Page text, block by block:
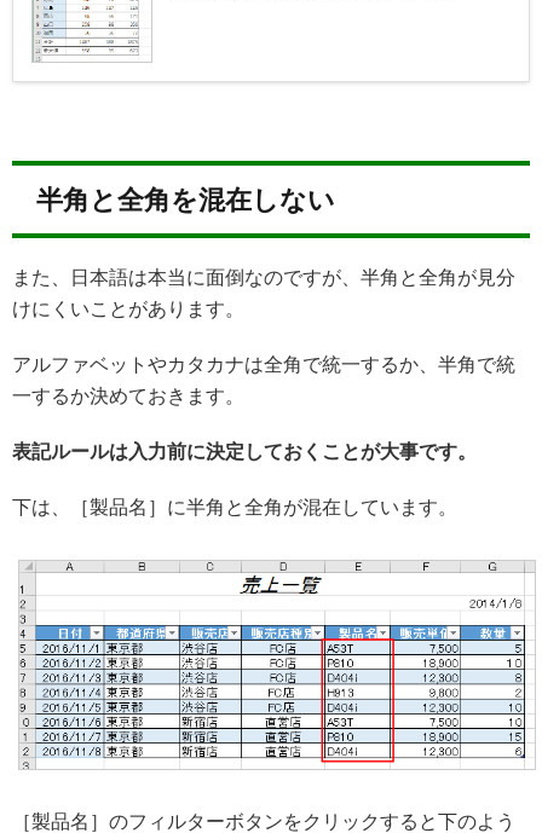
半角と全角を混在しない
また、日本語は本当に面倒なのですが、半角と全角が見分
けにくいことがあります。
アルファベットやカタカナは全角で統一するか、半角で統
一するか決めておきます。
表記ルールは入力前に決定しておくことが大事です。
下は、［製品名］に半角と全角が混在しています。
［製品名］のフィルターボタンをクリックすると下のよう